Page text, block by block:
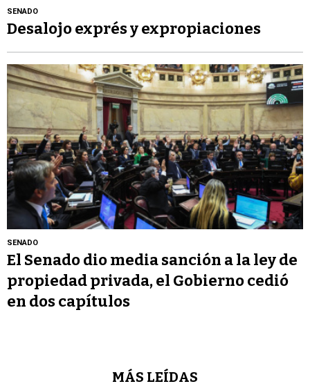
SENADO
Desalojo exprés y expropiaciones
SENADO
El Senado dio media sanción a la ley de
propiedad privada, el Gobierno cedió
en dos capítulos
MÁS LEÍDAS